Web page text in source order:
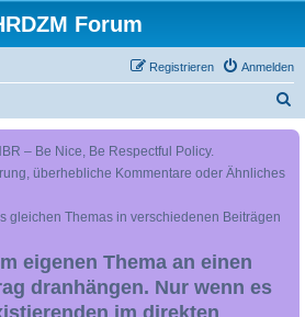
Forum
Anmelden
Registrieren
– Be Nice, Be Respectful Policy.
überhebliche Kommentare oder Ähnliches
gleichen Themas in verschiedenen Beiträgen
eigenen Thema an einen
dranhängen. Nur wenn es
im direkten